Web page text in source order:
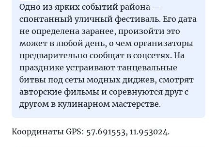
Одно из ярких событий района —
спонтанный уличный фестиваль. Его дата
не определена заранее, произойти это
может в любой день, о чем организаторы
предварительно сообщат в соцсетях. На
празднике устраивают танцевальные
битвы под сеты модных диджев, смотрят
авторские фильмы и соревнуются друг с
другом в кулинарном мастерстве.
Координаты GPS: 57.691553, 11.953024.